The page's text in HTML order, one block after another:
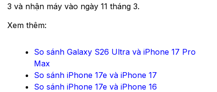
3 và nhận máy vào ngày 11 tháng 3.
Xem thêm:
So sánh Galaxy S26 Ultra và iPhone 17 Pro
Max
So sánh iPhone 17e và iPhone 17
So sánh iPhone 17e và iPhone 16